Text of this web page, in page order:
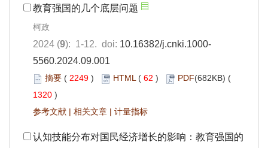
教育强国的几个底层问题
柯政
2024 (9): 1-12. doi: 10.16382/j.cnki.1000-
5560.2024.09.001
摘要 ( 2249 ) HTML( 62 ) PDF(682KB) (
1320 )
参考文献 | 相关文章 | 计量指标
认知技能分布对国民经济增长的影响：教育强国的